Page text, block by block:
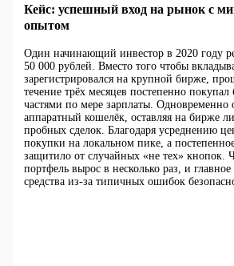
Кейс: успешный вход на рынок с
опытом
Один начинающий инвестор в 2020 году
50 000 рублей. Вместо того чтобы
зарегистрировался на крупной бирже,
течение трёх месяцев постепенно
частями по мере зарплаты.
аппаратный кошелёк, оставляя на бирже
пробных сделок. Благодаря усреднению
покупки на локальном пике, а
защитило от случайных «не тех» кнопок.
портфель вырос в несколько раз, и
средства из‑за типичных ошибок